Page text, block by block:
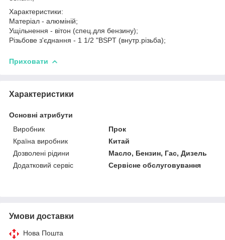
Характеристики:
Матеріал - алюміній;
Ущільнення - вітон (спец.для бензину);
Різьбове з'єднання - 1 1/2 "BSPT (внутр.різьба);
Приховати
Характеристики
Основні атрибути
Виробник
Прок
Країна виробник
Китай
Дозволені рідини
Масло, Бензин, Гас, Дизель
Додатковий сервіс
Сервісне обслуговування
Умови доставки
Нова Пошта